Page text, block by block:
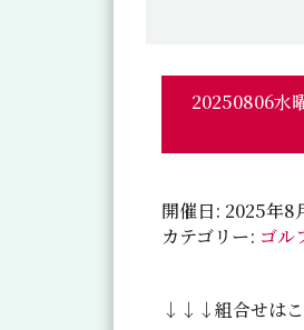
20250806水
開催日: 2025年8
カテゴリー: ゴル
↓↓↓組合せはこ